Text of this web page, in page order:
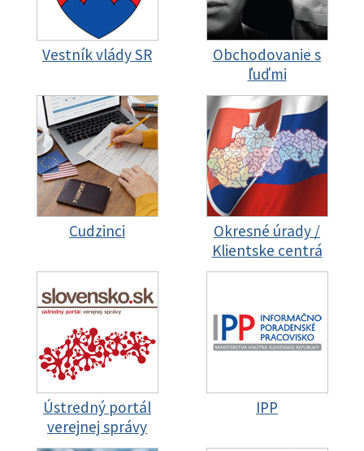
Vestník vlády SR
Obchodovanie s
ľuďmi
Cudzinci
Okresné úrady /
Klientske centrá
Ústredný portál
verejnej správy
IPP